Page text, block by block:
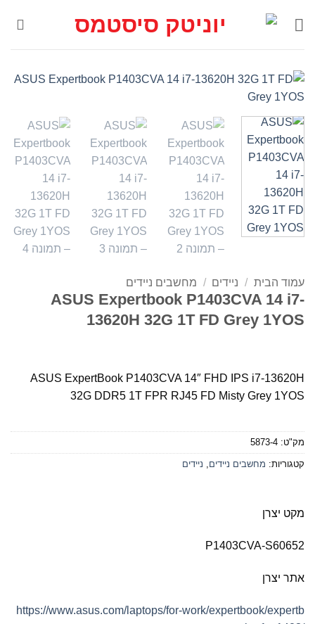
עמוד הבית / ניידים / מחשבים ניידים
ASUS Expertbook P1403CVA 14 i7-
13620H 32G 1T FD Grey 1YOS
ASUS ExpertBook P1403CVA 14″ FHD IPS i7-13620H
32G DDR5 1T FPR RJ45 FD Misty Grey 1YOS
מק"ט: 5873-4
קטגוריות: מחשבים ניידים ניידים
מקט יצרן
P1403CVA-S60652
אתר יצרן
https://www.asus.com/laptops/for-work/expertbook/expertb